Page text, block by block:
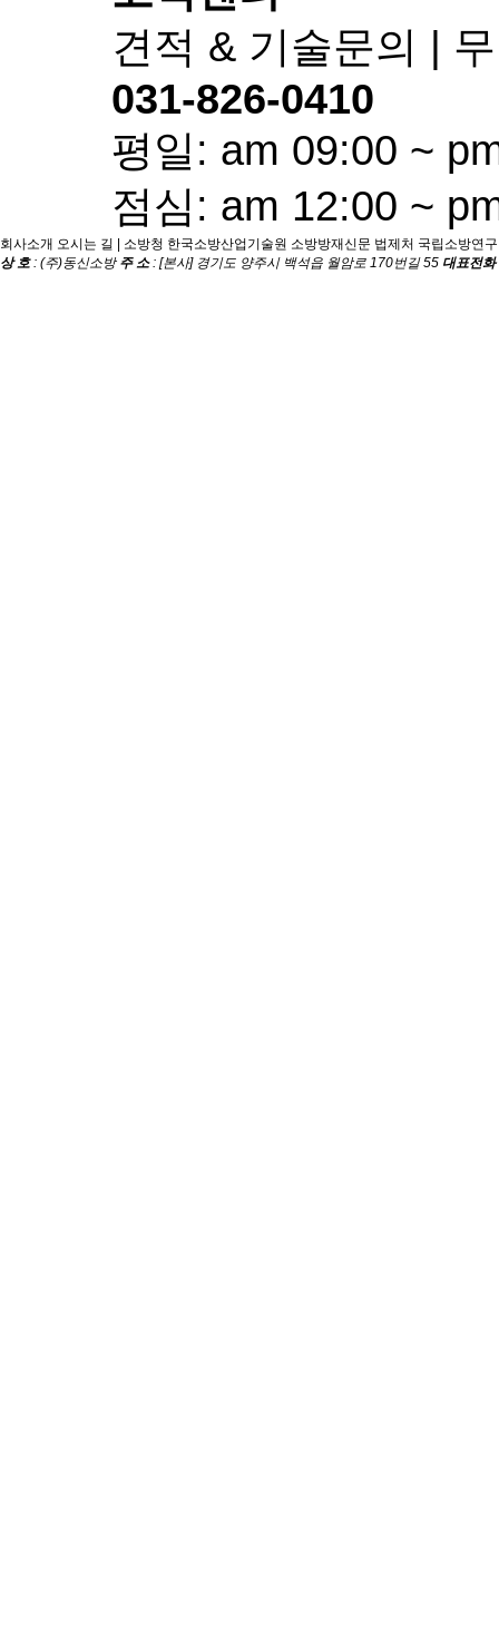
견적 & 기술문의 |
031-826-0410
평일: am 09:00 ~
점심: am 12:00 ~
회사소개 오시는 길 소방청 한국소방산업기술원 소방방재신문 법제처 국립소방연
상 호: (주)동신소방 주 소: [본사] 경기도 양주시 백석읍 월암로 170번길 55 대표전화